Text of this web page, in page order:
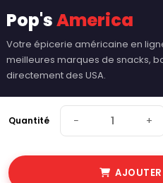
Quantité − +
Pop'sAmerica
Votre épicerie américaine en
meilleures marques de snacks,
directement des USA.